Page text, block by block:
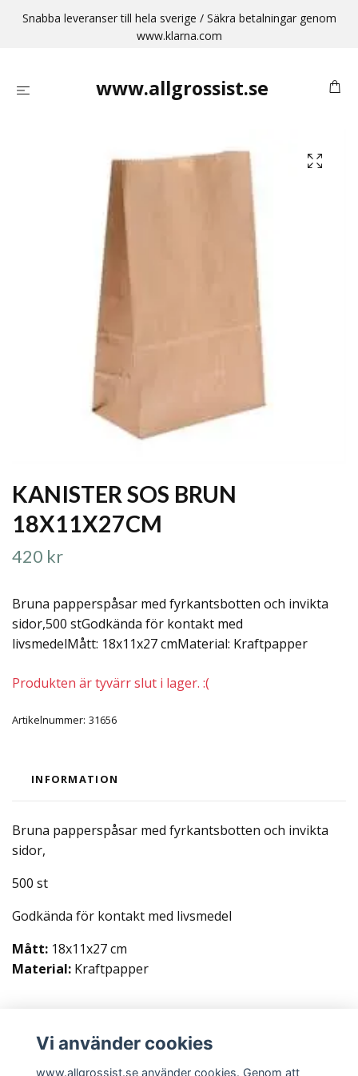
Snabba leveranser till hela sverige / Säkra betalningar genom
www.klarna.com
www.allgrossist.se
KANISTER SOS BRUN
18X11X27CM
420 kr
Bruna papperspåsar med fyrkantsbotten och invikta
sidor,500 stGodkända för kontakt med
livsmedelMått: 18x11x27 cmMaterial: Kraftpapper
Produkten är tyvärr slut i lager. :(
Artikelnummer: 31656
INFORMATION
Bruna papperspåsar med fyrkantsbotten och invikta
sidor,
500 st
Godkända för kontakt med livsmedel
Mått: 18x11x27 cm
Material: Kraftpapper
Läs mer
Vi använder cookies
www.allgrossist.se använder cookies. Genom att